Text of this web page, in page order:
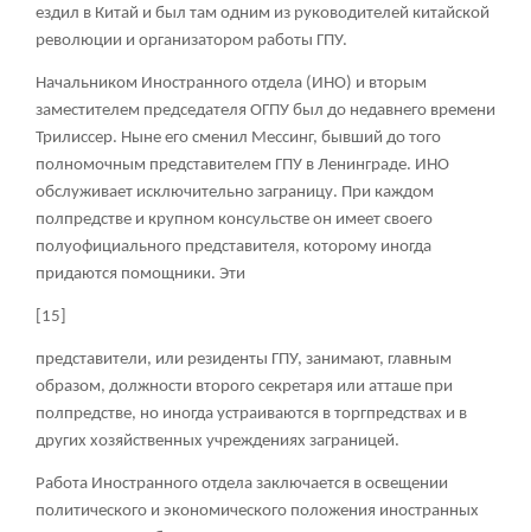
ездил в Китай и был там одним из руководителей китайской
революции и организатором работы ГПУ.
Начальником Иностранного отдела (ИНО) и вторым
заместителем председателя ОГПУ был до недавнего времени
Трилиссер. Ныне его сменил Мессинг, бывший до того
полномочным представителем ГПУ в Ленинграде. ИНО
обслуживает исключительно заграницу. При каждом
полпредстве и крупном консульстве он имеет своего
полуофициального представителя, которому иногда
придаются помощники. Эти
[15]
представители, или резиденты ГПУ, занимают, главным
образом, должности второго секретаря или атташе при
полпредстве, но иногда устраиваются в торгпредствах и в
других хозяйственных учреждениях заграницей.
Работа Иностранного отдела заключается в освещении
политического и экономического положения иностранных